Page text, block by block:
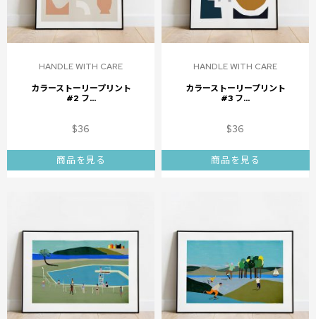
HANDLE WITH CARE
カラーストーリープリント
#2 フ...
$36
商品を見る
HANDLE WITH CARE
カラーストーリープリント
#3 フ...
$36
商品を見る